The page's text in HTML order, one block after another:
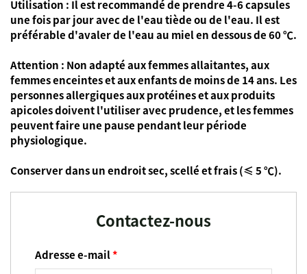
Utilisation : Il est recommandé de prendre 4-6 capsules
une fois par jour avec de l'eau tiède ou de l'eau. Il est
préférable d'avaler de l'eau au miel en dessous de 60 ℃.
Attention : Non adapté aux femmes allaitantes, aux
femmes enceintes et aux enfants de moins de 14 ans. Les
personnes allergiques aux protéines et aux produits
apicoles doivent l'utiliser avec prudence, et les femmes
peuvent faire une pause pendant leur période
physiologique.
Conserver dans un endroit sec, scellé et frais (≤ 5 ℃).
Contactez-nous
Adresse e-mail*